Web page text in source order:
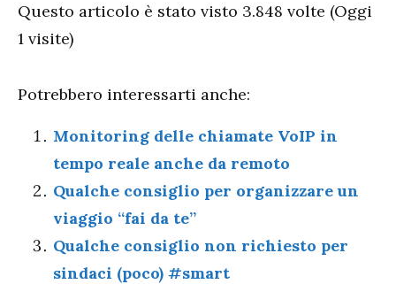
Questo articolo è stato visto 3.848 volte (Oggi
1 visite)
Potrebbero interessarti anche:
Monitoring delle chiamate VoIP in
tempo reale anche da remoto
Qualche consiglio per organizzare un
viaggio “fai da te”
Qualche consiglio non richiesto per
sindaci (poco) #smart